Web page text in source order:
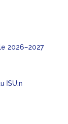
2026–2027
ISU:n